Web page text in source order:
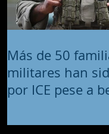
Más de 50
militares han
por ICE pese a